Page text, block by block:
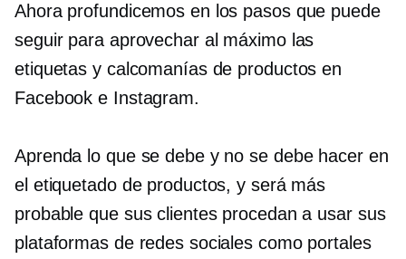
Ahora profundicemos en los pasos que puede
seguir para aprovechar al máximo las
etiquetas y calcomanías de productos en
Facebook e Instagram.
Aprenda lo que se debe y no se debe hacer en
el etiquetado de productos, y será más
probable que sus clientes procedan a usar sus
plataformas de redes sociales como portales